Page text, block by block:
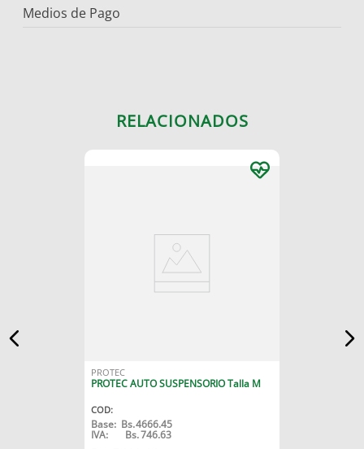
Medios de Pago
RELACIONADOS
PROTEC
PROTEC AUTO SUSPENSORIO Talla M
COD:
Base: Bs.4666.45
IVA: Bs.746.63